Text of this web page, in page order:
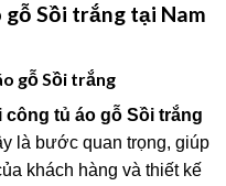
Sồi trắng tại Nam
gỗ Sồi trắng
công tủ áo gỗ Sồi trắng
là bước quan trọng, giúp
khách hàng và thiết kế